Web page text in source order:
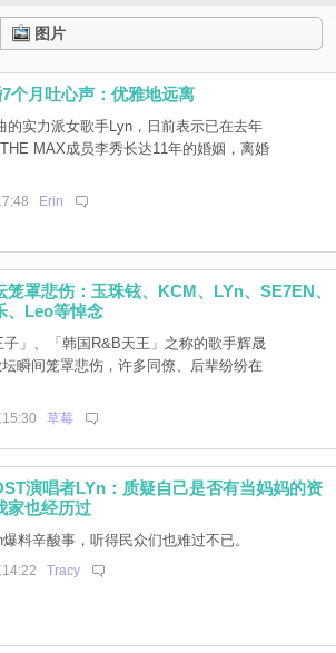
图片
个月吐心声：优雅地远离
实力派女歌手Lyn，日前表示已在去年
MAX成员李秀长达11年的婚姻，离婚
Erin
罩悲伤：玉珠铉、KCM、LYn、SE7EN、
、Leo等悼念
」、「韩国R&B天王」之称的歌手辉晟
坛瞬间笼罩悲伤，许多同僚、后辈纷纷在
草莓
演唱者LYn：质疑自己是否有当妈妈的资
家也经历过
料辛酸事，听得民众们也难过不已。
Tracy